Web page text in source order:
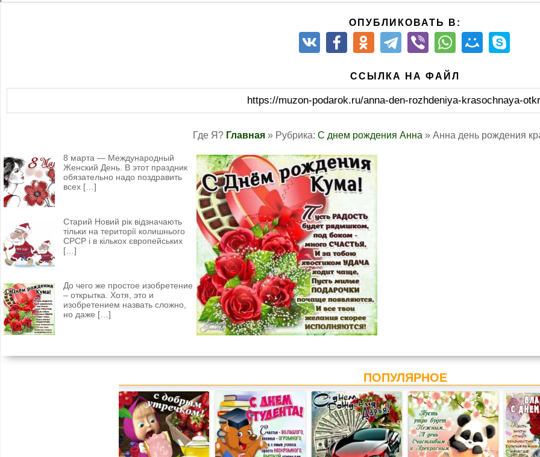
ОПУБЛИКОВАТЬ В:
ССЫЛКА НА ФАЙЛ
https://muzon-podarok.ru/anna-den-rozhdeniya-krasochnaya-
Где Я? Главная» Рубрика: С днем рождения Анна » Анна день рождения
8 марта — Международный
Женский День. В этот праздник
обязательно надо поздравить
всех […]
Старий Новий рік відзначають
тільки на території колишнього
СРСР і в кількох європейських
[…]
До чего же простое изобретение
– открытка. Хотя, это и
изобретением назвать сложно,
но даже […]
ПОПУЛЯРНОЕ